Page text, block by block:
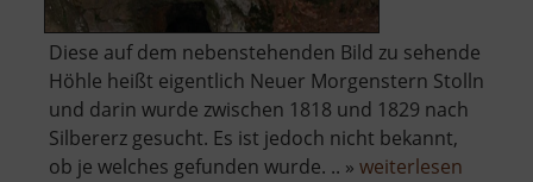
Diese auf dem nebenstehenden Bild zu sehende
Höhle heißt eigentlich Neuer Morgenstern Stolln
und darin wurde zwischen 1818 und 1829 nach
Silbererz gesucht. Es ist jedoch nicht bekannt,
ob je welches gefunden wurde. .. » weiterlesen